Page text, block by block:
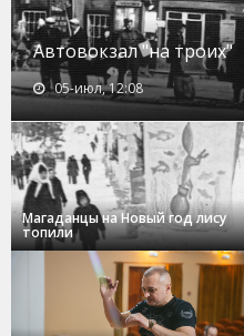
Автовокзал "на троих"
05-июл, 12:08
Магаданцы на Новый год лису
топили